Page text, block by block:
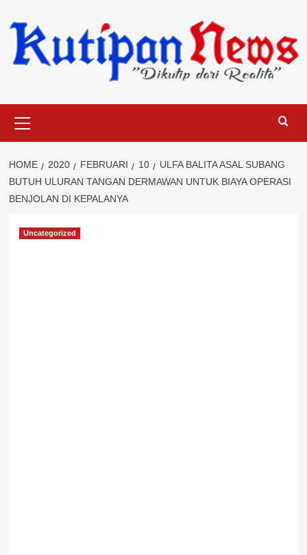
to
content
Menu
HOME 2020 FEBRUARI 10
ULFA BALITA ASAL SUBANG
BUTUH ULURAN TANGAN DERMAWAN UNTUK BIAYA OPERASI
BENJOLAN DI KEPALANYA
Uncategorized